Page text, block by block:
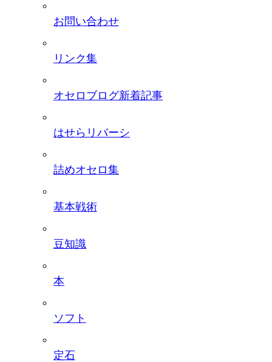
お問い合わせ
リンク集
オセロブログ新着記事
はせらリバーシ
詰めオセロ集
基本戦術
豆知識
本
ソフト
定石